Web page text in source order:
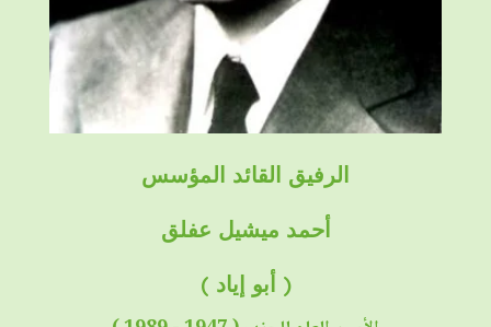
الرفيق القائد المؤسس
أحمد ميشيل عفلق
( أبو إياد )